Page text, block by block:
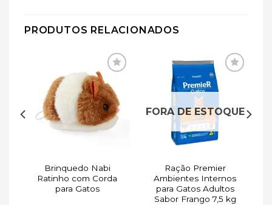
PRODUTOS RELACIONADOS
Adicionar
à lista de
desejos
Brinquedo Nabi
Ratinho com Corda
para Gatos
Adicionar
à lista de
FORA DE ESTOQUE
Ração Premier
Ambientes Internos
para Gatos Adultos
Sabor Frango 7,5 kg